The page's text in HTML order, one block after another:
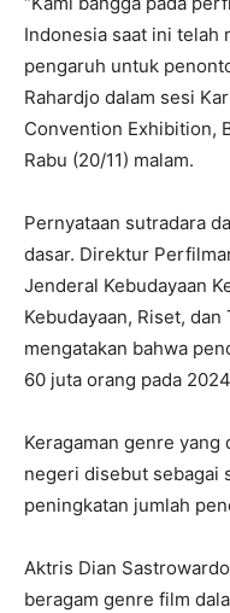
Indonesia saat ini telah
pengaruh untuk
Rahardjo dalam sesi
Convention Exhibition,
Rabu (20/11) malam.
Pernyataan sutradara
dasar. Direktur
Jenderal Kebudayaan
Kebudayaan, Riset,
mengatakan bahwa
60 juta orang pada
Keragaman genre yang
negeri disebut sebagai
peningkatan jumlah
Aktris Dian
beragam genre film